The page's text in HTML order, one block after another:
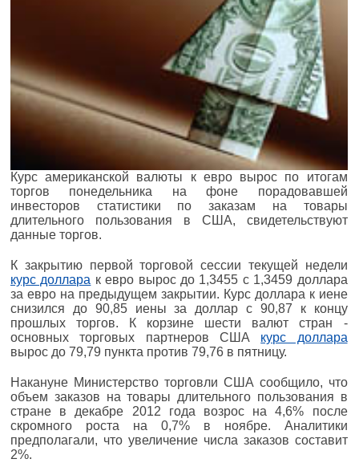
Курс американской валюты к евро вырос по итогам
торгов понедельника на фоне порадовавшей
инвесторов статистики по заказам на товары
длительного пользования в США, свидетельствуют
данные торгов.
К закрытию первой торговой сессии текущей недели
курс доллара к евро вырос до 1,3455 с 1,3459 доллара
за евро на предыдущем закрытии. Курс доллара к иене
снизился до 90,85 иены за доллар с 90,87 к концу
прошлых торгов. К корзине шести валют стран -
основных торговых партнеров США курс доллара
вырос до 79,79 пункта против 79,76 в пятницу.
Накануне Министерство торговли США сообщило, что
объем заказов на товары длительного пользования в
стране в декабре 2012 года возрос на 4,6% после
скромного роста на 0,7% в ноябре. Аналитики
предполагали, что увеличение числа заказов составит
2%.